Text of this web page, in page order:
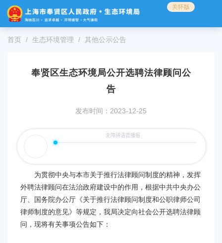
碍
关怀版
首页 生态环境管理 其他公示公告
奉贤区生态环境局公开选聘法律顾问公
告
发布时间：2023-12-25
为贯彻中央与本市关于推行法律顾问制度的精神，发挥
外聘法律顾问在法治政府建设中的作用，根据中共中央办公
厅、国务院办公厅《关于推行法律顾问制度和公职律师公司
律师制度的意见》等规定， 我局决定向社会公开选聘法律顾
问，现将有关事项公告如下：